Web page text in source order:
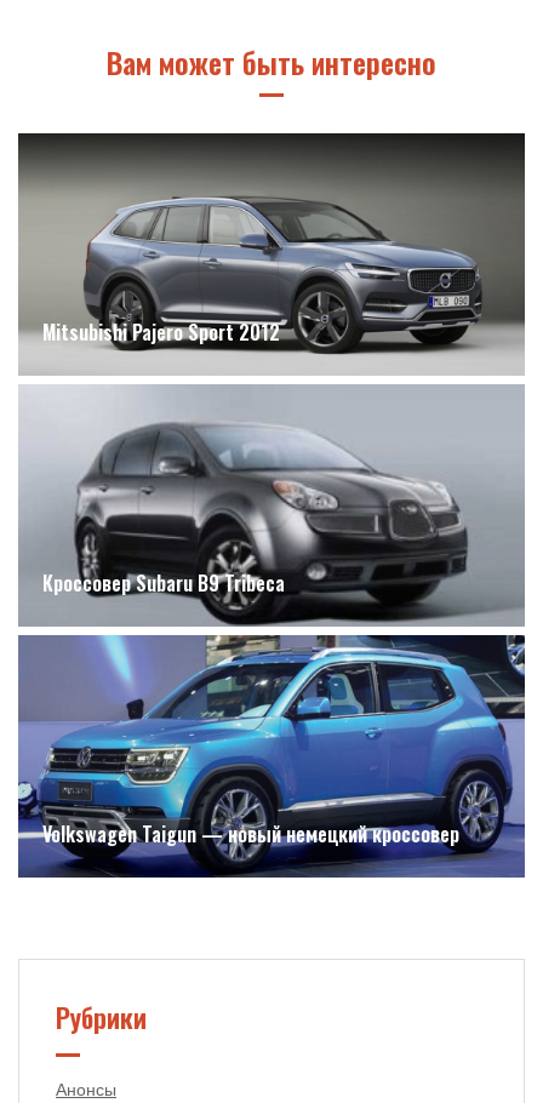
Вам может быть интересно
Mitsubishi Pajero Sport 2012
Кроссовер Subaru B9 Tribeca
Volkswagen Taigun — новый немецкий кроссовер
Рубрики
Анонсы